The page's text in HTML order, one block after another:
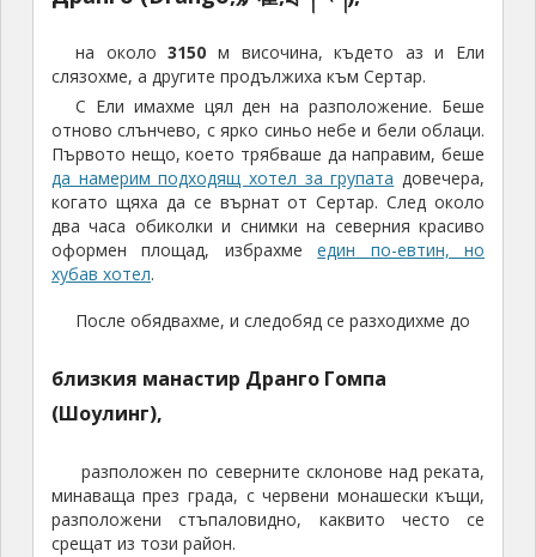
на около3150 м височина, където аз и Ели
слязохме, а другите продължиха към Сертар.
С Ели имахме цял ден на разположение. Беше
отново слънчево, с ярко синьо небе и бели облаци.
Първото нещо, което трябваше да направим, беше
да намерим подходящ хотел за групата довечера,
когато щяха да се върнат от Сертар. След около
два часа обиколки и снимки на северния красиво
оформен площад, избрахмеедин по-евтин, но
хубав хотел.
После обядвахме, и следобяд се разходихме до
близкия манастир Дранго Гомпа
(Шоулинг),
разположен по северните склонове над реката,
минаваща през града, с червени монашески къщи,
разположени стъпаловидно, каквито често се
срещат из този район.